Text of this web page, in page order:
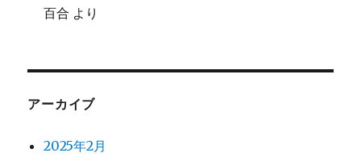
百合 より
アーカイブ
2025年2月